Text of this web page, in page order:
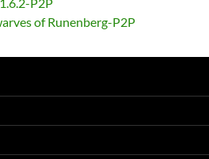
of Runenberg-P2P